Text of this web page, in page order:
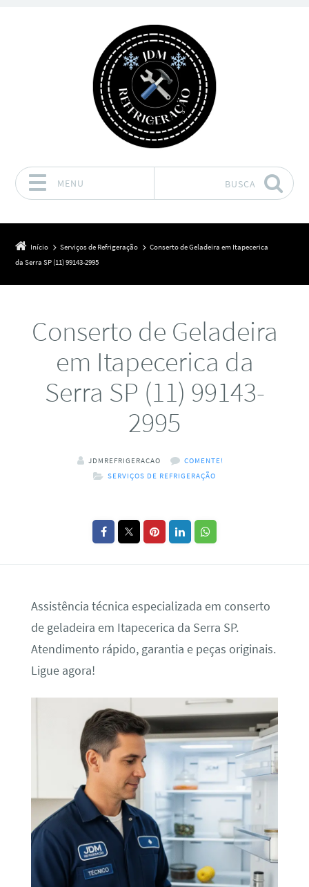
MENU BUSCA
Início Serviços de Refrigeração
Conserto de Geladeira em Itapecerica
da Serra SP (11) 99143-2995
Conserto de Geladeira
em Itapecerica da
Serra SP (11) 99143-
2995
JDMREFRIGERACAO
COMENTE!
SERVIÇOS DE REFRIGERAÇÃO
Assistência técnica especializada em conserto
de geladeira em Itapecerica da Serra SP.
Atendimento rápido, garantia e peças originais.
Ligue agora!